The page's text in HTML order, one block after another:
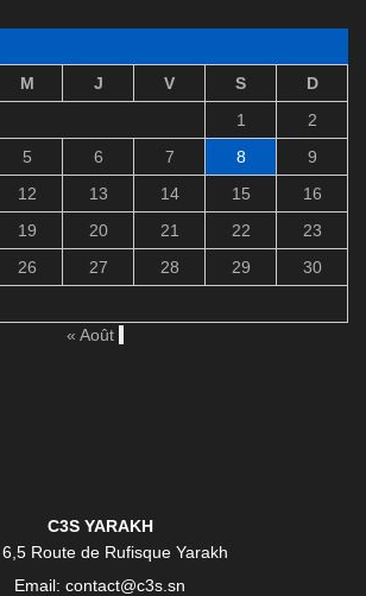
M J V S
D
1
2
5 6 7 8
9
12 13 14 15
16
19 20 21 22
23
26 27 28 29
30
« Août
C3S YARAKH
6,5 Route de Rufisque Yarakh
Email: contact@c3s.sn